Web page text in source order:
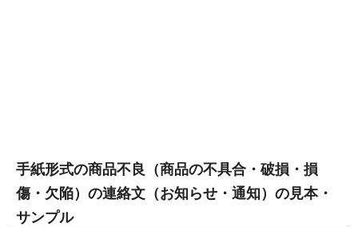
手紙形式の商品不良（商品の不具合・破損・損
傷・欠陥）の連絡文（お知らせ・通知）の見本・
サンプル